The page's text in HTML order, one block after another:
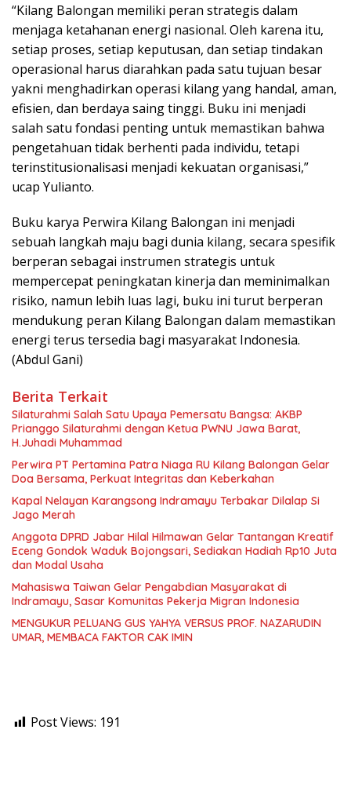
“Kilang Balongan memiliki peran strategis dalam
menjaga ketahanan energi nasional. Oleh karena itu,
setiap proses, setiap keputusan, dan setiap tindakan
operasional harus diarahkan pada satu tujuan besar
yakni menghadirkan operasi kilang yang handal, aman,
efisien, dan berdaya saing tinggi. Buku ini menjadi
salah satu fondasi penting untuk memastikan bahwa
pengetahuan tidak berhenti pada individu, tetapi
terinstitusionalisasi menjadi kekuatan organisasi,”
ucap Yulianto.
Buku karya Perwira Kilang Balongan ini menjadi
sebuah langkah maju bagi dunia kilang, secara spesifik
berperan sebagai instrumen strategis untuk
mempercepat peningkatan kinerja dan meminimalkan
risiko, namun lebih luas lagi, buku ini turut berperan
mendukung peran Kilang Balongan dalam memastikan
energi terus tersedia bagi masyarakat Indonesia.
(Abdul Gani)
Berita Terkait
Silaturahmi Salah Satu Upaya Pemersatu Bangsa: AKBP
Prianggo Silaturahmi dengan Ketua PWNU Jawa Barat,
H.Juhadi Muhammad
Perwira PT Pertamina Patra Niaga RU Kilang Balongan Gelar
Doa Bersama, Perkuat Integritas dan Keberkahan
Kapal Nelayan Karangsong Indramayu Terbakar Dilalap Si
Jago Merah
Anggota DPRD Jabar Hilal Hilmawan Gelar Tantangan Kreatif
Eceng Gondok Waduk Bojongsari, Sediakan Hadiah Rp10 Juta
dan Modal Usaha
Mahasiswa Taiwan Gelar Pengabdian Masyarakat di
Indramayu, Sasar Komunitas Pekerja Migran Indonesia
MENGUKUR PELUANG GUS YAHYA VERSUS PROF. NAZARUDIN
UMAR, MEMBACA FAKTOR CAK IMIN
Post Views: 191